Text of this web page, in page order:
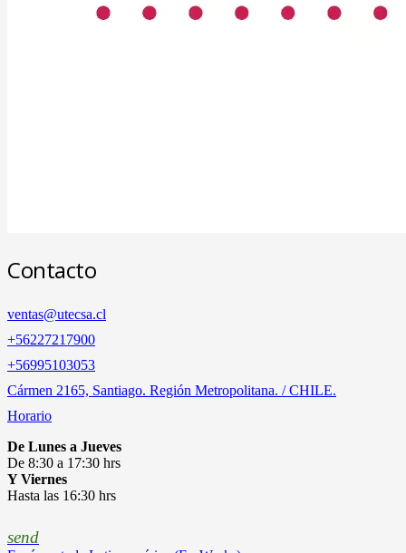
Contacto
ventas@utecsa.cl
+56227217900
‎+56995103053
Cármen 2165, Santiago. Región Metropolitana. / CHILE.
Horario
De Lunes a Jueves
De 8:30 a 17:30 hrs
Y Viernes
Hasta las 16:30 hrs
send